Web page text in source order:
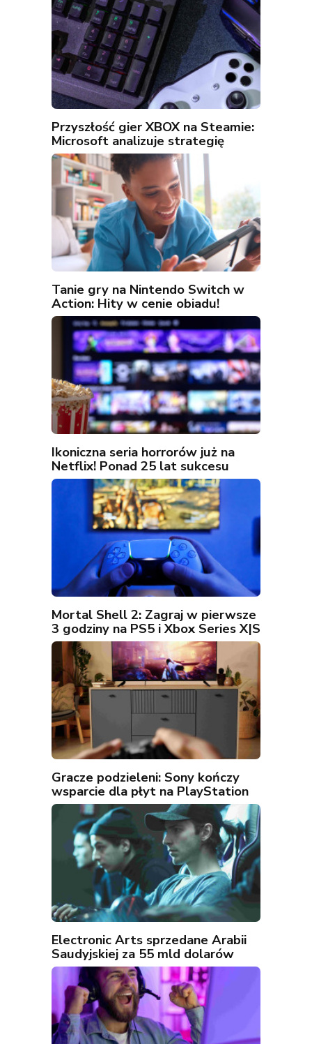
Przyszłość gier XBOX na Steamie:
Microsoft analizuje strategię
Tanie gry na Nintendo Switch w
Action: Hity w cenie obiadu!
Ikoniczna seria horrorów już na
Netflix! Ponad 25 lat sukcesu
Mortal Shell 2: Zagraj w pierwsze
3 godziny na PS5 i Xbox Series X|S
Gracze podzieleni: Sony kończy
wsparcie dla płyt na PlayStation
Electronic Arts sprzedane Arabii
Saudyjskiej za 55 mld dolarów